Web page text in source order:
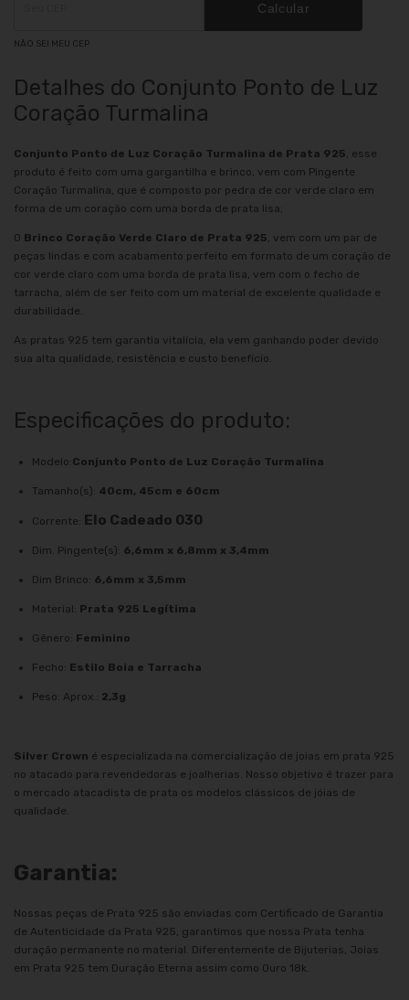
Calcular
NÃO SEI MEU CEP
Detalhes do Conjunto Ponto de Luz
Coração Turmalina
Conjunto Ponto de Luz Coração Turmalina de Prata 925, esse
produto é feito com uma gargantilha e brinco, vem com Pingente
Coração Turmalina, que é composto por pedra de cor verde claro em
forma de um coração com uma borda de prata lisa;
O Brinco Coração Verde Claro de Prata 925, vem com um par de
peças lindas e com acabamento perfeito em formato de um coração de
cor verde claro com uma borda de prata lisa, vem com o fecho de
tarracha, além de ser feito com um material de excelente qualidade e
durabilidade.
As pratas 925 tem garantia vitalícia, ela vem ganhando poder devido
sua alta qualidade, resistência e custo benefício.
Especificações do produto:
Modelo:Conjunto Ponto de Luz Coração Turmalina
Tamanho(s): 40cm, 45cm e 60cm
Corrente: Elo Cadeado 030
Dim. Pingente(s): 6,6mm x 6,8mm x 3,4mm
Dim Brinco: 6,6mm x 3,5mm
Material: Prata 925 Legítima
Gênero: Feminino
Fecho: Estilo Boia e Tarracha
Peso: Aprox.: 2,3g
Silver Crown é especializada na comercialização de joias em prata 925
no atacado para revendedoras e joalherias. Nosso objetivo é trazer para
o mercado atacadista de prata os modelos clássicos de jóias de
qualidade.
Garantia:
Nossas peças de Prata 925 são enviadas com Certificado de Garantia
de Autenticidade da Prata 925, garantimos que nossa Prata tenha
duração permanente no material. Diferentemente de Bijuterias, Joias
em Prata 925 tem Duração Eterna assim como Ouro 18k.